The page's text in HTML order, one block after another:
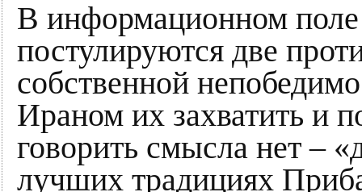
В информационном
постулируются две
собственной
Ираном их захватить и
говорить смысла нет –
лучших традициях